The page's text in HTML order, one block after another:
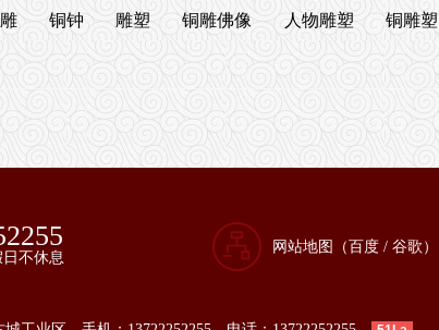
铜钟 雕塑 铜雕佛像 人物雕塑 铜雕塑
不休息
网站地图（百度 / 谷歌 ）